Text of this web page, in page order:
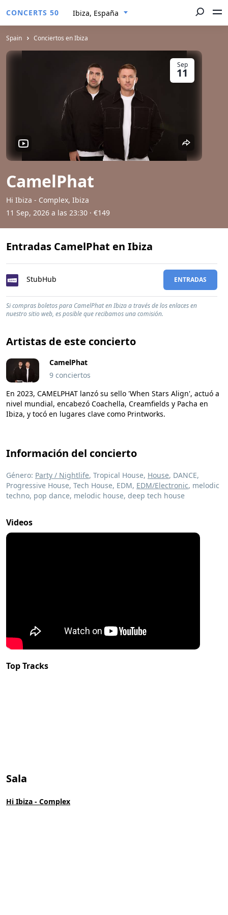
CONCERTS 50 Ibiza, España
Spain Conciertos en Ibiza
CamelPhat
11 Sep, 2026 a las 23:30 · €149
Hi Ibiza - Complex, Ibiza
Sep
11
Entradas CamelPhat en Ibiza
StubHub ENTRADAS
Si compras boletos para CamelPhat en Ibiza a través de los enlaces en
nuestro sitio web, es posible que recibamos una comisión.
Artistas de este concierto
CamelPhat
9 conciertos
En 2023, CAMELPHAT lanzó su sello 'When Stars Align', actuó a
nivel mundial, encabezó Coachella, Creamfields y Pacha en
Ibiza, y tocó en lugares clave como Printworks.
Información del concierto
Género: Party / Nightlife, Tropical House, House, DANCE,
Progressive House, Tech House, EDM, EDM/Electronic, melodic
techno, pop dance, melodic house, deep tech house
Videos
Top Tracks
Sala
Hi Ibiza - Complex